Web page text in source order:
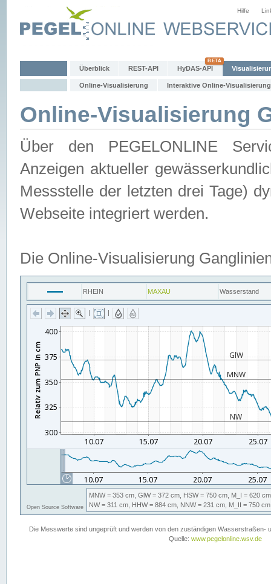
Hilfe
Überblick REST-API HyDAS-API
Online-Visualisierung Interaktive Online-Visualisierung
Online-Visualisierung
Über den PEGELONLINE
Anzeigen aktueller
Messstelle der letzten drei Tage)
Webseite integriert werden.
Die Online-Visualisierung